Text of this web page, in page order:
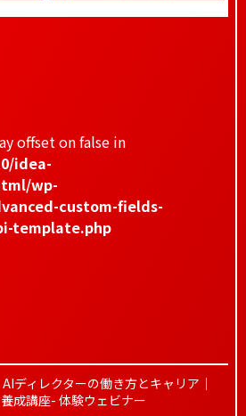
offset on false in
idea-
wp-
custom-fields-
template.php
ディレクターの働き方とキャリア｜
成講座- 体験ウェビナー